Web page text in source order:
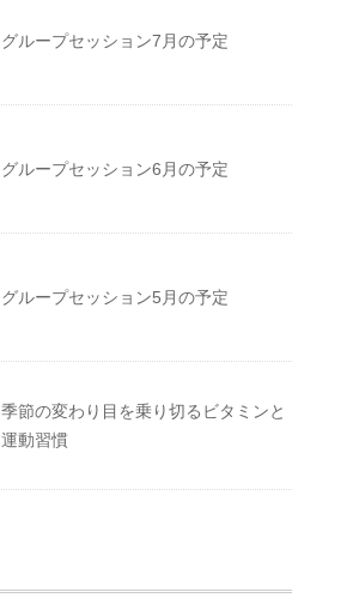
グループセッション7月の予定
グループセッション6月の予定
グループセッション5月の予定
季節の変わり目を乗り切るビタミンと
運動習慣